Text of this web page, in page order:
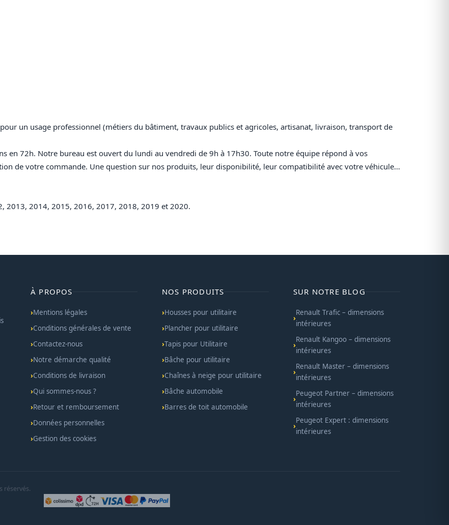
un usage professionnel (métiers du bâtiment, travaux publics et agricoles, artisanat, livraison, transport de
en 72h. Notre bureau est ouvert du lundi au vendredi de 9h à 17h30. Toute notre équipe répond à vos
de votre commande. Une question sur nos produits, leur disponibilité, leur compatibilité avec votre véhicule…
2013, 2014, 2015, 2016, 2017, 2018, 2019 et 2020.
À PROPOS
Mentions légales
Conditions générales de vente
Contactez-nous
Notre démarche qualité
Conditions de livraison
Qui sommes-nous ?
Retour et remboursement
Données personnelles
Gestion des cookies
NOS PRODUITS
Housses pour utilitaire
Plancher pour utilitaire
Tapis pour Utilitaire
Bâche pour utilitaire
Chaînes à neige pour utilitaire
Bâche automobile
Barres de toit automobile
SUR NOTRE BLOG
Renault Trafic – dimensions
intérieures
Renault Kangoo – dimensions
intérieures
Renault Master – dimensions
intérieures
Peugeot Partner – dimensions
intérieures
Peugeot Expert : dimensions
intérieures
réservés.